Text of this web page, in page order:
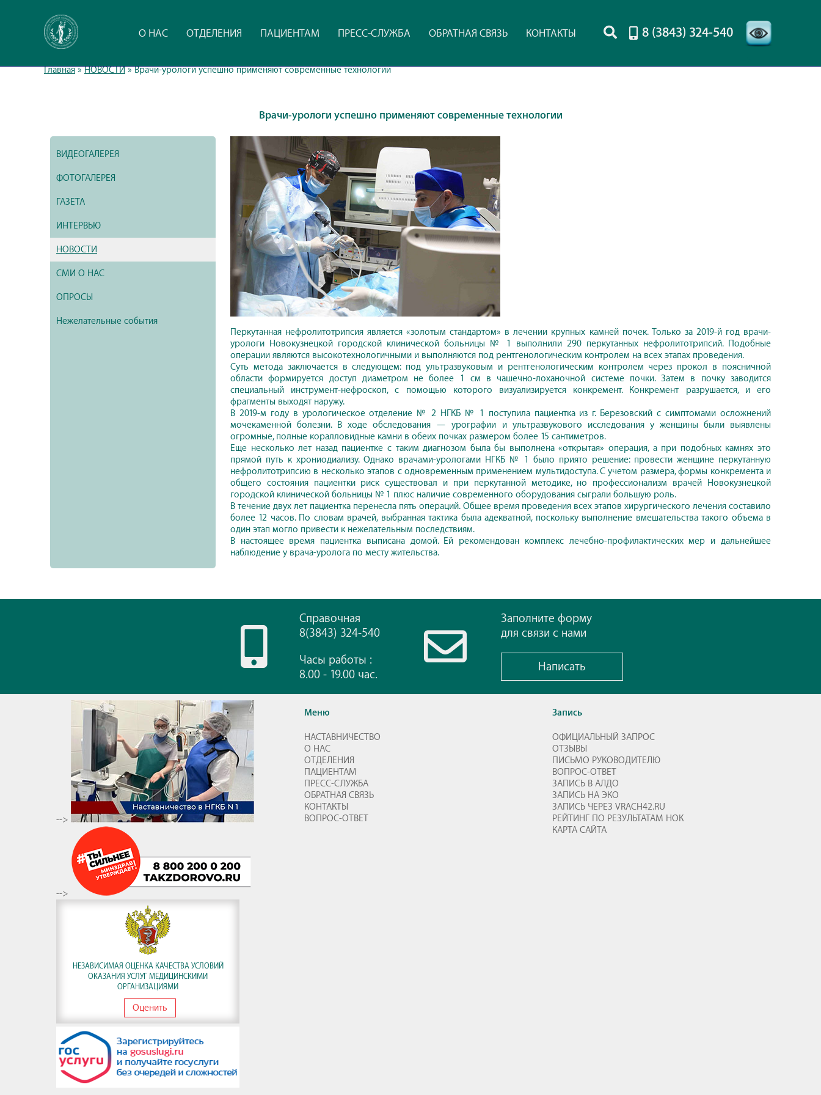
О НАС ОТДЕЛЕНИЯ ПАЦИЕНТАМ ПРЕСС-СЛУЖБА ОБРАТНАЯ СВЯЗЬ КОНТАКТЫ 8 (3843) 324-540
Главная»НОВОСТИ»Врачи-урологи успешно применяют современные технологии
Врачи-урологи успешно применяют современные технологии
ВИДЕОГАЛЕРЕЯ
ФОТОГАЛЕРЕЯ
ГАЗЕТА
ИНТЕРВЬЮ
НОВОСТИ
СМИ О НАС
ОПРОСЫ
Нежелательные события
Перкутанная нефролитотрипсия является «золотым стандартом» в лечении крупных камней почек. Только за 2019-й год врачи-
урологи Новокузнецкой городской клинической больницы № 1 выполнили 290 перкутанных нефролитотрипсий. Подобные
операции являются высокотехнологичными и выполняются под рентгенологическим контролем на всех этапах проведения.
Суть метода заключается в следующем: под ультразвуковым и рентгенологическим контролем через прокол в поясничной
области формируется доступ диаметром не более 1 см в чашечно-лоханочной системе почки. Затем в почку заводится
специальный инструмент-нефроскоп, с помощью которого визуализируется конкремент. Конкремент разрушается, и его
фрагменты выходят наружу.
В 2019-м году в урологическое отделение № 2 НГКБ № 1 поступила пациентка из г. Березовский с симптомами осложнений
мочекаменной болезни. В ходе обследования — урографии и ультразвукового исследования у женщины были выявлены
огромные, полные коралловидные камни в обеих почках размером более 15 сантиметров.
Еще несколько лет назад пациентке с таким диагнозом была бы выполнена «открытая» операция, а при подобных камнях это
прямой путь к хрониодиализу. Однако врачами-урологами НГКБ № 1 было приято решение: провести женщине перкутанную
нефролитотрипсию в несколько этапов с одновременным применением мультидоступа. С учетом размера, формы конкремента и
общего состояния пациентки риск существовал и при перкутанной методике, но профессионализм врачей Новокузнецкой
городской клинической больницы № 1 плюс наличие современного оборудования сыграли большую роль.
В течение двух лет пациентка перенесла пять операций. Общее время проведения всех этапов хирургического лечения составило
более 12 часов. По словам врачей, выбранная тактика была адекватной, поскольку выполнение вмешательства такого объема в
один этап могло привести к нежелательным последствиям.
В настоящее время пациентка выписана домой. Ей рекомендован комплекс лечебно-профилактических мер и дальнейшее
наблюдение у врача-уролога по месту жительства.
Справочная
8(3843) 324-540
Часы работы :
8.00 - 19.00 час.
Заполните форму
для связи с нами
Написать
-->
-->
НЕЗАВИСИМАЯ ОЦЕНКА КАЧЕСТВА УСЛОВИЙ
ОКАЗАНИЯ УСЛУГ МЕДИЦИНСКИМИ
ОРГАНИЗАЦИЯМИ
Оценить
Меню
НАСТАВНИЧЕСТВО
О НАС
ОТДЕЛЕНИЯ
ПАЦИЕНТАМ
ПРЕСС-СЛУЖБА
ОБРАТНАЯ СВЯЗЬ
КОНТАКТЫ
ВОПРОС-ОТВЕТ
Запись
ОФИЦИАЛЬНЫЙ ЗАПРОС
ОТЗЫВЫ
ПИСЬМО РУКОВОДИТЕЛЮ
ВОПРОС-ОТВЕТ
ЗАПИСЬ В АЛДО
ЗАПИСЬ НА ЭКО
ЗАПИСЬ ЧЕРЕЗ VRACH42.RU
РЕЙТИНГ ПО РЕЗУЛЬТАТАМ НОК
КАРТА САЙТА